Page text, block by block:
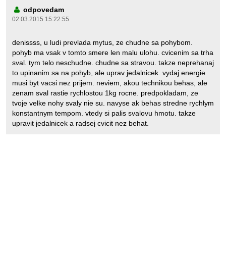
odpovedam
02.03.2015 15:22:55
denissss, u ludi prevlada mytus, ze chudne sa pohybom.
pohyb ma vsak v tomto smere len malu ulohu. cvicenim sa trha
sval. tym telo neschudne. chudne sa stravou. takze neprehanaj
to upinanim sa na pohyb, ale uprav jedalnicek. vydaj energie
musi byt vacsi nez prijem. neviem, akou technikou behas, ale
zenam sval rastie rychlostou 1kg rocne. predpokladam, ze
tvoje velke nohy svaly nie su. navyse ak behas stredne rychlym
konstantnym tempom. vtedy si palis svalovu hmotu. takze
upravit jedalnicek a radsej cvicit nez behat.